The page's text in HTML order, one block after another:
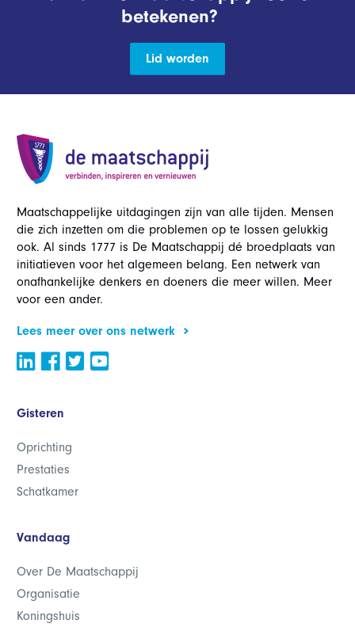
betekenen?
Lid worden
Maatschappelijke uitdagingen zijn van alle tijden. Mensen
die zich inzetten om die problemen op te lossen gelukkig
ook. Al sinds 1777 is De Maatschappij dé broedplaats van
initiatieven voor het algemeen belang. Een netwerk van
onafhankelijke denkers en doeners die meer willen. Meer
voor een ander.
Lees meer over ons netwerk
Gisteren
Oprichting
Prestaties
Schatkamer
Vandaag
Over De Maatschappij
Organisatie
Koningshuis